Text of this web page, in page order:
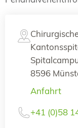
8596
Anfahrt
+41 (0)58